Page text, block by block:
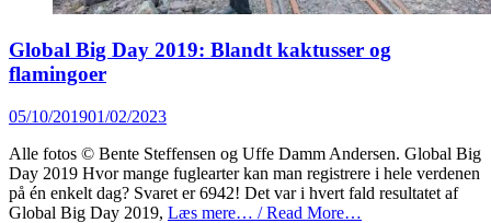
Global Big Day 2019: Blandt kaktusser og
flamingoer
Posted
05/10/201901/02/2023
Alle fotos © Bente Steffensen og Uffe Damm Andersen. Global Big
Day 2019 Hvor mange fuglearter kan man registrere i hele verdenen
på én enkelt dag? Svaret er 6942! Det var i hvert fald resultatet af
Global Big Day 2019, Læs mere… / Read More…